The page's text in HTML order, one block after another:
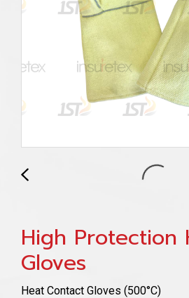
High Protection
Gloves
Heat Contact Gloves (500°C)